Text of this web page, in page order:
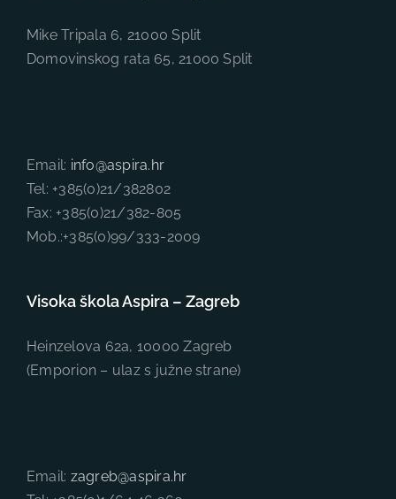
Mike Tripala 6, 21000 Split
Domovinskog rata 65, 21000 Split
Email: info@aspira.hr
Tel: +385(0)21/382802
Fax: +385(0)21/382-805
Mob.:+385(0)99/333-2009
Visoka škola Aspira – Zagreb
Heinzelova 62a, 10000 Zagreb
(Emporion – ulaz s južne strane)
Email: zagreb@aspira.hr